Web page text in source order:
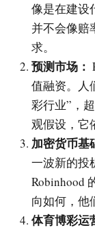
像是在建设
并不会像赔
求。
预测市场：
值融资。人
彩行业”，
观假设，它
加密货币基
一波新的投
Robinhood
向如何，他
体育博彩运